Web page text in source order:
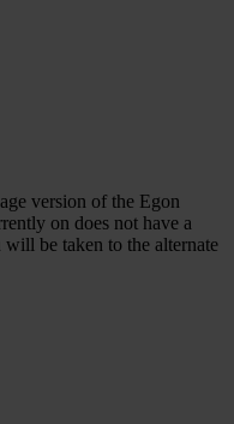
version of the Egon
on does not have a
be taken to the alternate